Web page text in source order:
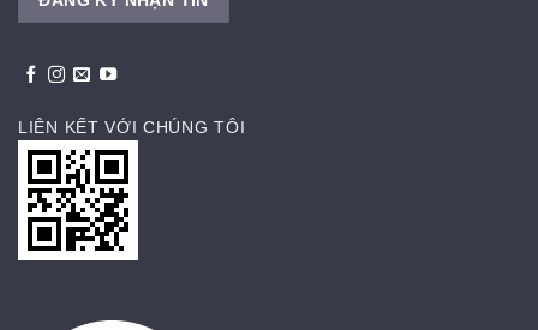
LIÊN KẾT VỚI CHÚNG TÔI